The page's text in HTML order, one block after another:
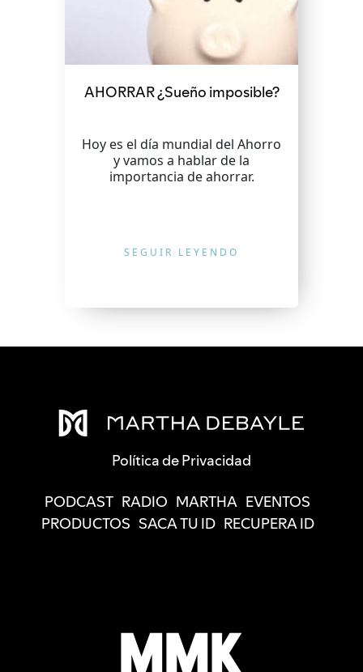
AHORRAR ¿Sueño imposible?
Hoy es el día mundial del Ahorro
y vamos a hablar de la
importancia de ahorrar.
SEGUIR LEYENDO
Política de Privacidad
PODCAST RADIO MARTHA EVENTOS
PRODUCTOS SACA TU ID RECUPERA ID